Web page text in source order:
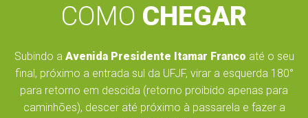
COMO CHEGAR
Subindo a Avenida Presidente Itamar Franco até o seu
final, próximo a entrada sul da UFJF, virar a esquerda 180°
para retorno em descida (retorno proibido apenas para
caminhões), descer até próximo à passarela e fazer a